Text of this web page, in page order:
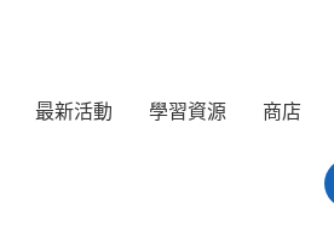
最新活動 學習資源 商店